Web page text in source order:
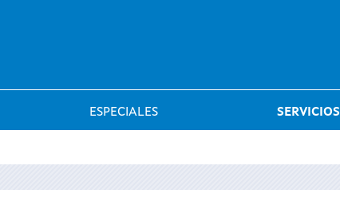
ESPECIALES SERVICIOS